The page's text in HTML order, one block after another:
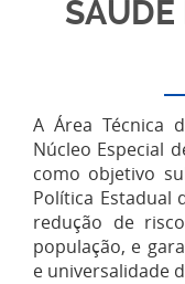
A Área Técnica
Núcleo Especial
como objetivo
Política Estadual
redução de
população, e
e universalidade